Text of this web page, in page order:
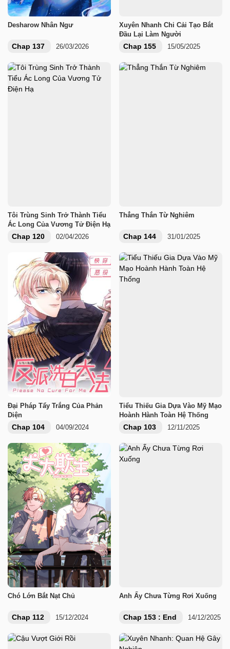
Desharow Nhân Ngư
Chap 137 26/03/2026
Xuyên Nhanh Chi Cải Tạo Bắt
Đầu Lại Làm Người
Chap 155 15/05/2025
Tôi Trùng Sinh Trở Thành Tiểu
Ác Long Của Vương Tử Điện Hạ
Chap 120 02/04/2026
Thẳng Thắn Từ Nghiêm
Chap 144 31/01/2025
Đại Pháp Tẩy Trắng Của Phản
Diện
Chap 104 04/09/2024
Tiểu Thiếu Gia Dựa Vào Mỹ Mạo
Hoành Hành Toàn Hệ Thống
Chap 103 12/11/2025
Chó Lớn Bắt Nạt Chủ
Chap 112 15/12/2024
Anh Ấy Chưa Từng Rơi Xuống
Chap 153 : End 14/12/2025